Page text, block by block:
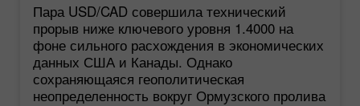
Пара USD/CAD совершила технический
прорыв ниже ключевого уровня 1.4000 на
фоне сильного расхождения в экономических
данных США и Канады. Однако
сохраняющаяся геополитическая
неопределенность вокруг Ормузского пролива